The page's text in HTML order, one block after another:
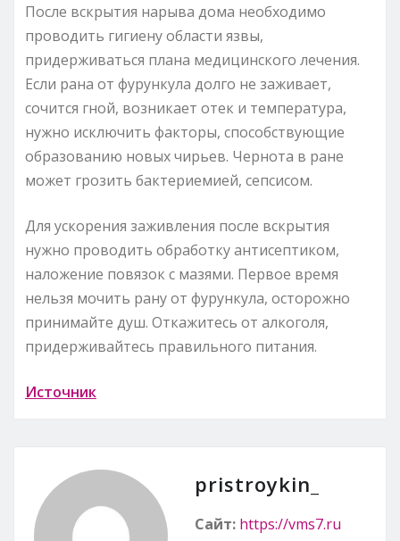
После вскрытия нарыва дома необходимо
проводить гигиену области язвы,
придерживаться плана медицинского лечения.
Если рана от фурункула долго не заживает,
сочится гной, возникает отек и температура,
нужно исключить факторы, способствующие
образованию новых чирьев. Чернота в ране
может грозить бактериемией, сепсисом.
Для ускорения заживления после вскрытия
нужно проводить обработку антисептиком,
наложение повязок с мазями. Первое время
нельзя мочить рану от фурункула, осторожно
принимайте душ. Откажитесь от алкоголя,
придерживайтесь правильного питания.
Источник
pristroykin_
Сайт: https://vms7.ru